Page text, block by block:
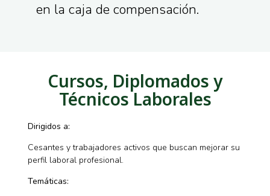
en la caja de compensación.
Cursos, Diplomados y
Técnicos Laborales
Dirigidos a:
Cesantes y trabajadores activos que buscan mejorar su
perfil laboral profesional.
Temáticas: